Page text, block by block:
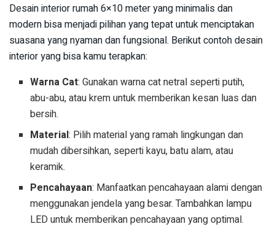
Desain interior rumah 6×10 meter yang minimalis dan
modern bisa menjadi pilihan yang tepat untuk menciptakan
suasana yang nyaman dan fungsional. Berikut contoh desain
interior yang bisa kamu terapkan:
Warna Cat: Gunakan warna cat netral seperti putih,
abu-abu, atau krem untuk memberikan kesan luas dan
bersih.
Material: Pilih material yang ramah lingkungan dan
mudah dibersihkan, seperti kayu, batu alam, atau
keramik.
Pencahayaan: Manfaatkan pencahayaan alami dengan
menggunakan jendela yang besar. Tambahkan lampu
LED untuk memberikan pencahayaan yang optimal.